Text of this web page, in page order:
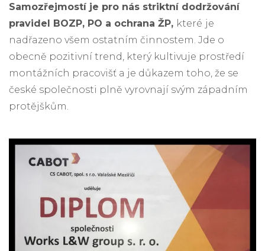
Samozřejmostí je pro nás striktní dodržování
pravidel BOZP, PO a ochrana ŽP, které je
nadřazeno všem ostatním činnostem. Jde o
obecně pozitivní trend, který kultivuje prostředí
montážních pracovišť a je důkazem toho, že se
české společnosti plně vyrovnají svým západním
protějškům.